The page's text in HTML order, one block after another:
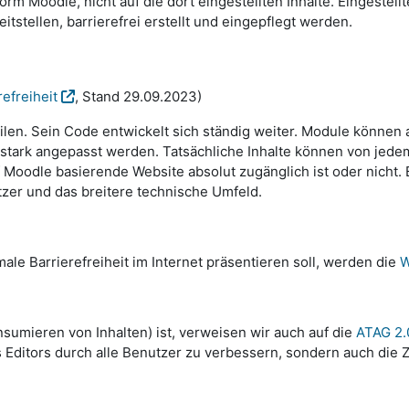
barrierefrei erstellt und eingepflegt werden.
, Stand 29.09.2023)
Sein Code entwickelt sich ständig weiter. Module
angepasst werden. Tatsächliche Inhalte können von
basierende Website absolut zugänglich ist oder
und das breitere technische Umfeld.
Barrierefreiheit im Internet präsentieren soll, werden die
von Inhalten) ist, verweisen wir auch auf die ATAG
durch alle Benutzer zu verbessern, sondern auch